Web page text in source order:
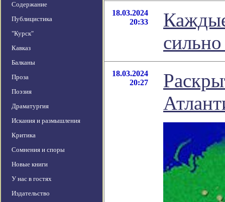
Содержание
Публицистика
"Курск"
Кавказ
Балканы
Проза
Поэзия
Драматургия
Искания и размышления
Критика
Сомнения и споры
Новые книги
У нас в гостях
Издательство
18.03.2024
20:33
18.03.2024
20:27